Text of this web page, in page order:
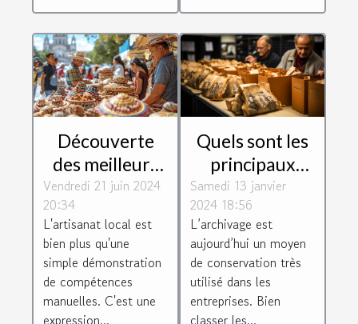
Découverte
des meilleurs
artisans locaux
: Comment ils
façonnent
l'identité
culturelle de
leur
Vendredi 21 juin 2024
20:34
L'artisanat local est
bien plus qu'une
simple démonstration
de compétences
manuelles. C'est une
expression...
Quels sont les
principaux
paramètres à
prendre en
compte pour
bien classer les
archives ?
Samedi 13 janvier
2024 18:56
L’archivage est
aujourd’hui un moyen
de conservation très
utilisé dans les
entreprises. Bien
classer les...